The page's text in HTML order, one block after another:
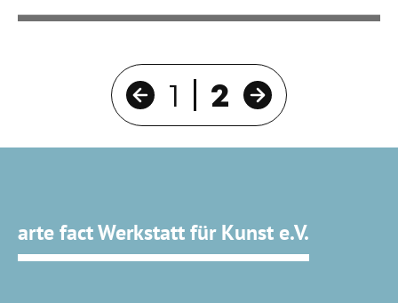
pdopage_prev
1 2 pdopage_next
arte fact Werkstatt für Kunst e.V.